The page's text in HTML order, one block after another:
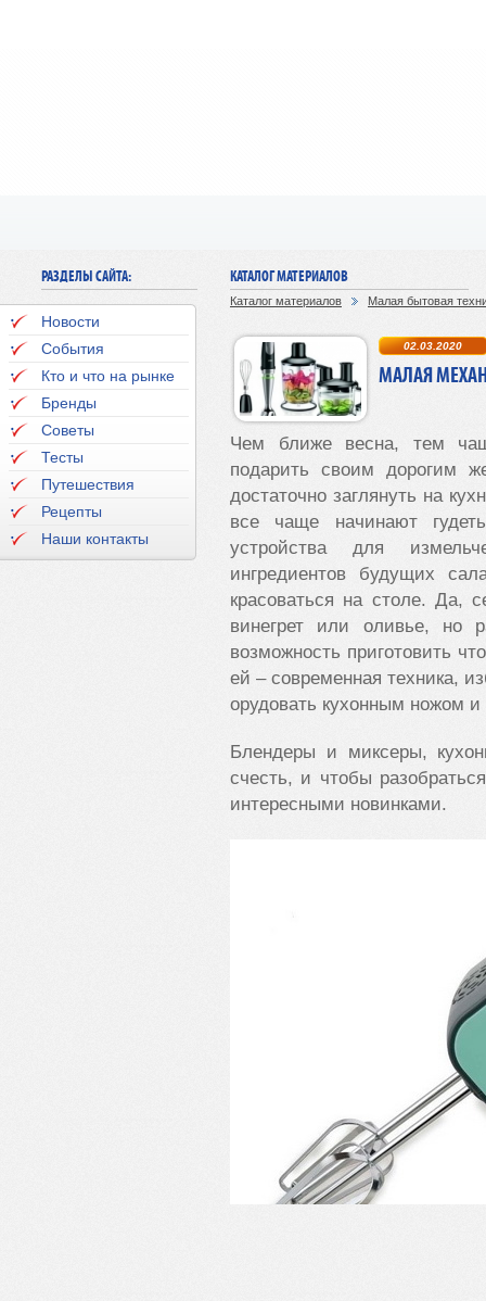
РАЗДЕЛЫ САЙТА:
Новости
События
Кто и что на рынке
Бренды
Советы
Тесты
Путешествия
Рецепты
Наши контакты
КАТАЛОГ МАТЕРИАЛОВ
Каталог материалов Малая бытовая
02.03.2020
МАЛАЯ
Чем ближе весна, тем
подарить своим
достаточно заглянуть на
все чаще начинают
устройства для
ингредиентов будущих
красоваться на столе. Да,
винегрет или оливье, но
возможность приготовить
ей – современная техника,
орудовать кухонным ножом и
Блендеры и миксеры,
счесть, и чтобы
интересными новинками.